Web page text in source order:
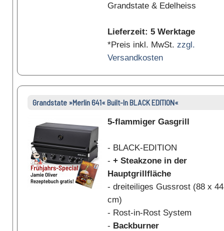
Grandstate & Edelheiss
Lieferzeit: 5 Werktage
*Preis inkl. MwSt. zzgl.
Versandkosten
Grandstate »Merlin 641« Built-In BLACK EDITION«
5-flammiger Gasgrill
- BLACK-EDITION
- + Steakzone in der
Hauptgrillfläche
- dreiteiliges Gussrost (88 x 44
cm)
- Rost-in-Rost System
- Backburner